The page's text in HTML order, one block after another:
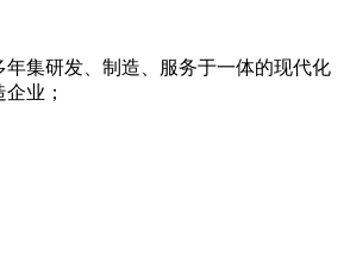
年集研发、制造、服务于一体的现代化
业；